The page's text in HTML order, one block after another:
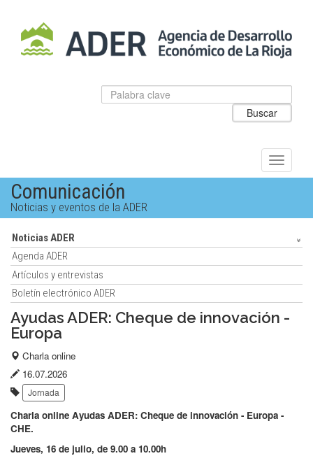
Salto
al
contenido
Datos
para
Introduzca
el
Buscar
Alternar
Comunicación
Noticias y eventos de la ADER
Noticias ADER
Agenda ADER
Artículos y entrevistas
Boletín electrónico ADER
Ayudas ADER: Cheque de innovación -
Europa
Lugar
del
evento:
Charla online
Fecha
de
publicación:
16.07.2026
Etiquetas:
Jornada
Charla online Ayudas ADER: Cheque de innovación - Europa -
CHE.
Jueves, 16 de julio, de 9.00 a 10.00h